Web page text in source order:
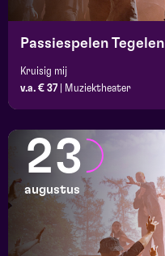
Passiespelen Tegelen
Kruisig mij
v.a. € 37
Muziektheater
23
augustus